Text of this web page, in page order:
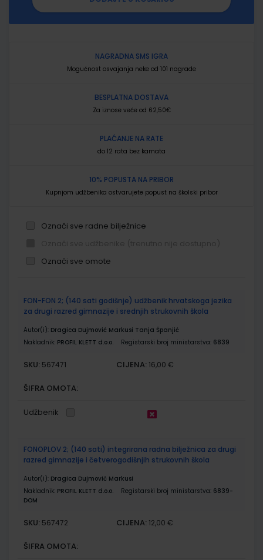
NAGRADNA SMS IGRA
Mogućnost osvajanja neke od 101 nagrade
BESPLATNA DOSTAVA
Za iznose veće od 62,50€
PLAĆANJE NA RATE
do 12 rata bez kamata
10% POPUSTA NA PRIBOR
Kupnjom udžbenika ostvarujete popust na školski pribor
Označi sve radne bilježnice
Označi sve omote
proizvodi
FON-FON 2; (140 sati godišnje) udžbenik hrvatskoga jezika
za drugi razred gimnazije i srednjih strukovnih škola
Autor(i): Dragica Dujmović Markusi Tanja Španjić
Nakladnik: PROFIL KLETT d.o.o. Registarski broj ministarstva: 6839
SKU: 567471 CIJENA: 16,00 €
ŠIFRA OMOTA:
Udžbenik
FONOPLOV 2; (140 sati) integrirana radna bilježnica za drugi
razred gimnazije i četverogodišnjih strukovnih škola
Autor(i): Dragica Dujmović Markusi
Nakladnik: PROFIL KLETT d.o.o. Registarski broj ministarstva: 6839-
DOM
SKU: 567472 CIJENA: 12,00 €
ŠIFRA OMOTA: